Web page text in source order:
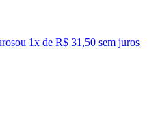
ou 1x de R$ 31,50 sem juros